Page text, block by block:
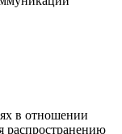
в отношении